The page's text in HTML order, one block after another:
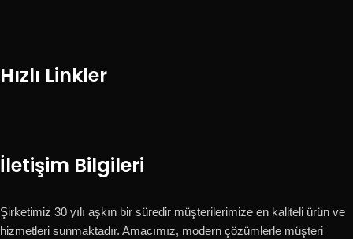
Hızlı Linkler
İletişim Bilgileri
Şirketimiz 30 yılı aşkın bir süredir müşterilerimize en kaliteli ürün ve
hizmetleri sunmaktadır. Amacımız, modern çözümlerle müşteri